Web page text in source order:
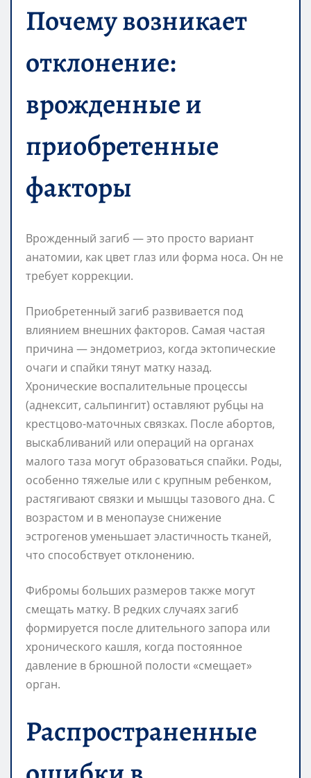
Почему возникает
отклонение:
врожденные и
приобретенные
факторы
Врожденный загиб — это просто вариант
анатомии, как цвет глаз или форма носа. Он не
требует коррекции.
Приобретенный загиб развивается под
влиянием внешних факторов. Самая частая
причина — эндометриоз, когда эктопические
очаги и спайки тянут матку назад.
Хронические воспалительные процессы
(аднексит, сальпингит) оставляют рубцы на
крестцово-маточных связках. После абортов,
выскабливаний или операций на органах
малого таза могут образоваться спайки. Роды,
особенно тяжелые или с крупным ребенком,
растягивают связки и мышцы тазового дна. С
возрастом и в менопаузе снижение
эстрогенов уменьшает эластичность тканей,
что способствует отклонению.
Фибромы больших размеров также могут
смещать матку. В редких случаях загиб
формируется после длительного запора или
хронического кашля, когда постоянное
давление в брюшной полости «смещает»
орган.
Распространенные